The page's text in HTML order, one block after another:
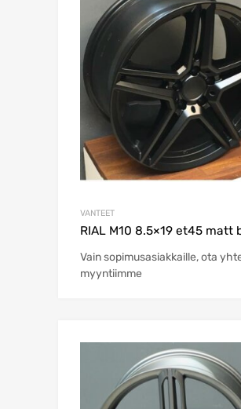
VANTEET
RIAL M10 8.5×19 et45 matt
Vain sopimusasiakkaille, ota
myyntiimme